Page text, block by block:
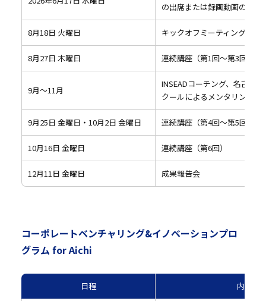
の出席または録画動画の視聴
8月18日 火曜日 キックオフミーティング
8月27日 木曜日 連続講座（第1回～第3回）
9月～11月
INSEADコーチング、名古屋
クールによるメンタリング（
9月25日 金曜日・10月2日 金曜日 連続講座（第4回～第5回）
10月16日 金曜日 連続講座（第6回）
12月11日 金曜日 成果報告会
コーポレートベンチャリング&イノベーションプロ
グラム for Aichi
日程 内容